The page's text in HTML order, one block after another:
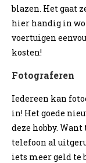
blazen. Het gaat
hier handig in
voertuigen
kosten!
Fotograferen
Iedereen kan
in! Het goede
deze hobby.
telefoon al
iets meer geld te